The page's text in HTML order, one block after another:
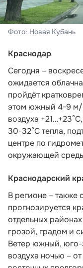
Фото: Новая Кубань
Краснодар
Сегодня –
ожидается
пройдёт
этом южный 4-9 м/
воздуха
30-32°С тепла,
центре по
окружающей
Краснодарский
В регионе – также
прогнозируется
отдельных
грозой, градом и
Ветер южный,
воздуха ночью –